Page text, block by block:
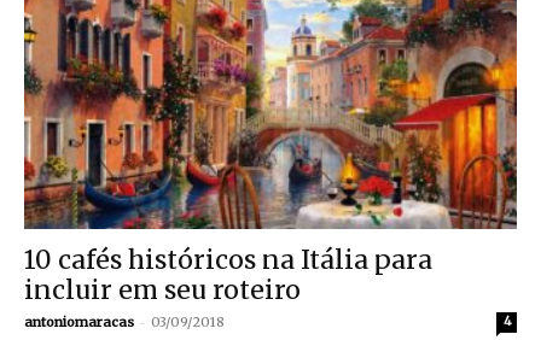
10 cafés históricos na Itália para
incluir em seu roteiro
antoniomaracas - 03/09/2018 4